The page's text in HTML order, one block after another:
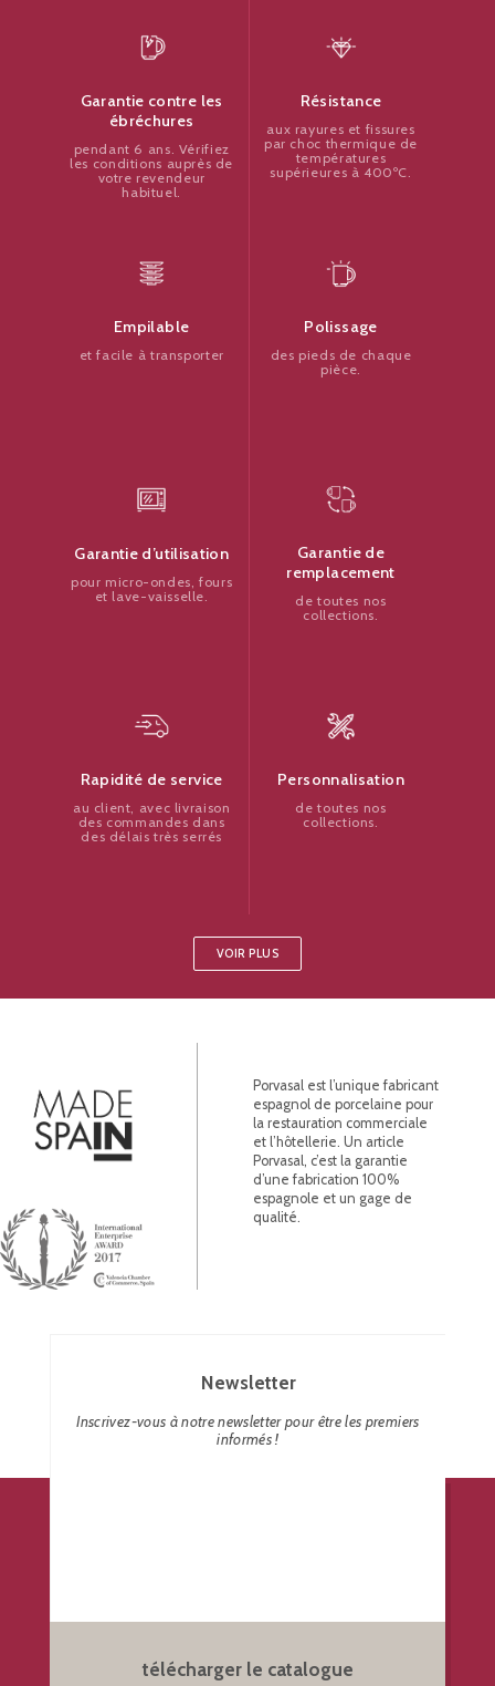
Garantie contre les
ébréchures
pendant 6 ans. Vérifiez
les conditions auprès de
votre revendeur
habituel.
Résistance
aux rayures et fissures
par choc thermique de
températures
supérieures à 400ºC.
Empilable
et facile à transporter
Polissage
des pieds de chaque
pièce.
Garantie d’utilisation
pour micro-ondes, fours
et lave-vaisselle.
Garantie de
remplacement
de toutes nos
collections.
Rapidité de service
au client, avec livraison
des commandes dans
des délais très serrés
Personnalisation
de toutes nos
collections.
VOIR PLUS
Porvasal est l’unique fabricant
espagnol de porcelaine pour
la restauration commerciale
et l’hôtellerie. Un article
Porvasal, c’est la garantie
d’une fabrication 100%
espagnole et un gage de
qualité.
Newsletter
Inscrivez-vous à notre newsletter pour être les premiers
informés !
télécharger le catalogue